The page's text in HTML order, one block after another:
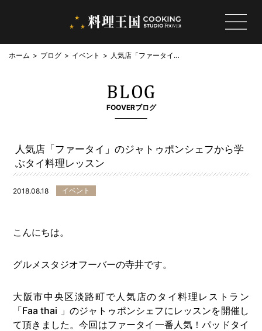
ホーム ブログ イベント
人気店「ファータイ」
スン
FOOVERブログ
人気店「ファータイ」のジャトゥポンシェフから学
ぶタイ料理レッスン
2018.08.18 イベント
こんにちは。
グルメスタジオフーバーの寺井です。
大阪市中央区淡路町で人気店のタイ料理レストラン
「Faa thai 」のジャトゥポンシェフにレッスンを開催し
て頂きました。今回はファータイ一番人気！パッドタイ